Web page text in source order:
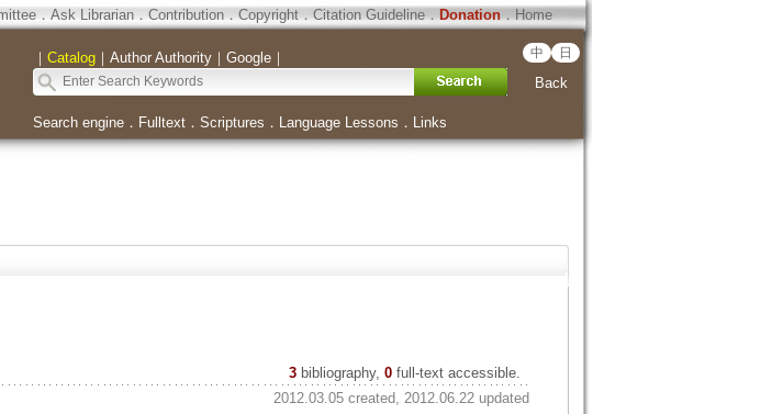
．Ask Librarian．Contribution．Copyright．Citation Guideline．Donation．Home
｜ Catalog｜ Author Authority｜ Google｜ 中 日
Back
Search engine． Fulltext． Scriptures ． Language Lessons ． Links
3 bibliography, 0full-text accessible.
2012.03.05 created, 2012.06.22 updated